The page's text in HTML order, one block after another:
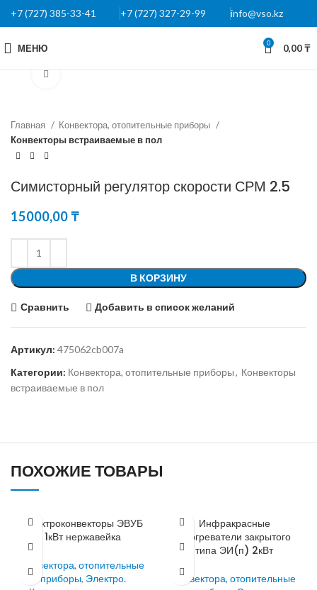
+7 (727) 385-33-41 +7 (727) 327-29-99 info@vso.kz
МЕНЮ 0 0,00₸
Главная
Конвектора, отопительные приборы
Конвекторы встраиваемые в пол
Симисторный регулятор скорости СРМ 2.5
15000,00₸
В КОРЗИНУ
Сравнить Добавить в список желаний
Артикул: 475062cb007a
Категории: Конвектора, отопительные приборы, Конвекторы
встраиваемые в пол
ПОХОЖИЕ ТОВАРЫ
Электроконвекторы ЭВУБ
1кВт нержавейка
Конвектора, отопительные
приборы, Электро.
Инфракрасные
обогреватели закрытого
типа ЭИ(п) 2кВт
Конвектора, отопительные